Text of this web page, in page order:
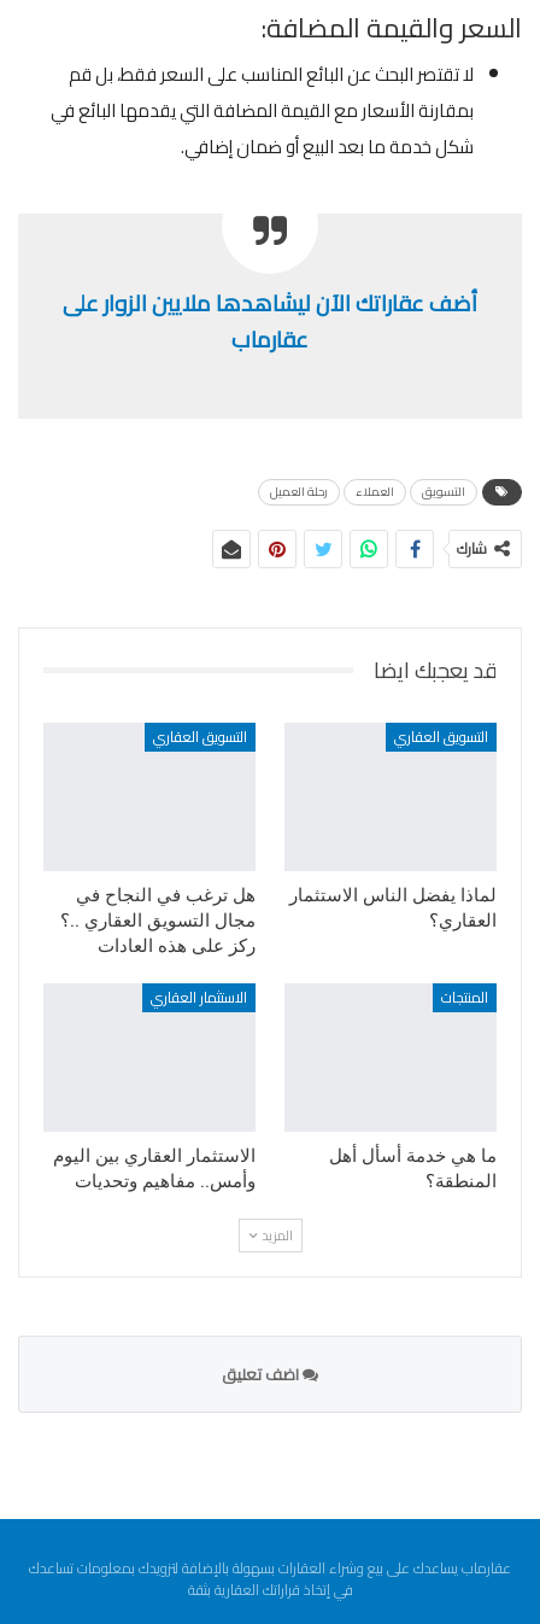
السعر والقيمة المضافة:
لا تقتصر البحث عن البائع المناسب على السعر فقط، بل قم
بمقارنة الأسعار مع القيمة المضافة التي يقدمها البائع في
شكل خدمة ما بعد البيع أو ضمان إضافي.
أضف عقاراتك الآن ليشاهدها ملايين الزوار على
عقارماب
التسويق العملاء رحلة العميل
شارك
قد يعجبك ايضا
التسويق العقاري
لماذا يفضل الناس الاستثمار
العقاري؟
التسويق العقاري
هل ترغب في النجاح في
مجال التسويق العقاري ..؟
ركز على هذه العادات
المنتجات
ما هي خدمة أسأل أهل
المنطقة؟
الاستثمار العقاري
الاستثمار العقاري بين اليوم
وأمس.. مفاهيم وتحديات
المزيد
اضف تعليق
عقارماب يساعدك على بيع وشراء العقارات بسهولة بالإضافة لتزويدك بمعلومات تساعدك
في إتخاذ قراراتك العقارية بثقة